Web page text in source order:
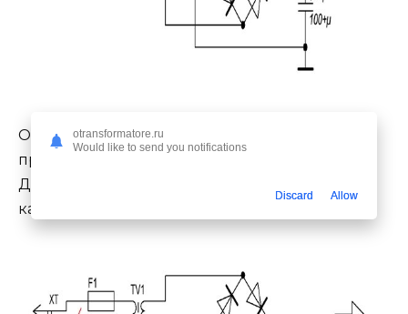
О конструкции самого трансформатора и
принципах его работы поговорим далее.
Двухполюсный блок питания данной
категории имеет следующую схему:
otransformatore.ru
Would like to send you notifications
Discard Allow